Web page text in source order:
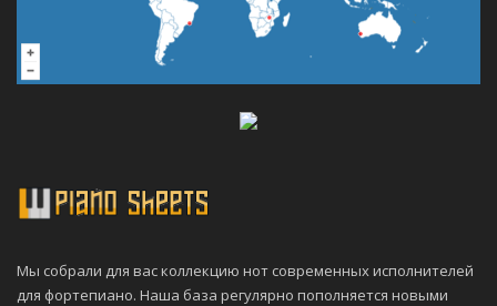
Мы собрали для вас коллекцию нот современных исполнителей
для фортепиано. Наша база регулярно пополняется новыми